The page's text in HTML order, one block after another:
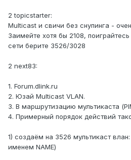
2 topicstarter:
Multicast и свичи без снупинга -
Заимейте хотя бы 2108,
сети берите 3526/3028
2 next83:
1. Forum.dlink.ru
2. Юзай Multicast VLAN.
3. В маршрутизацию мультикаста
4. Примерный порядок действий
1) создаём на 3526 мультикаст
именем NAME)